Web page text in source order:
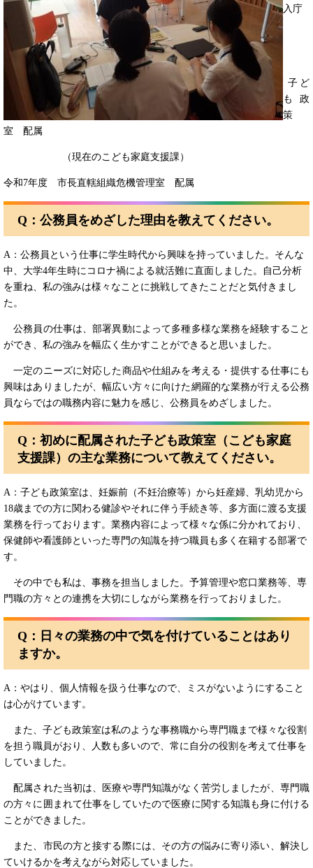
入庁
子ど
も政
策
室 配属
（現在のこども家庭支援課）
令和7年度 市長直轄組織危機管理室 配属
Q： 公務員をめざした理由を教えてください。
A：公務員という仕事に学生時代から興味を持っていました。そんな
中、大学4年生時にコロナ禍による就活難に直面しました。自己分析
を重ね、私の強みは様々なことに挑戦してきたことだと気付きまし
た。
公務員の仕事は、部署異動によって多種多様な業務を経験すること
ができ、私の強みを幅広く生かすことができると思いました。
一定のニーズに対応した商品や仕組みを考える・提供する仕事にも
興味はありましたが、幅広い方々に向けた網羅的な業務が行える公務
員ならではの職務内容に魅力を感じ、公務員をめざしました。
Q： 初めに配属された子ども政策室（こども家庭
支援課）の主な業務について教えてください。
A：子ども政策室は、妊娠前（不妊治療等）から妊産婦、乳幼児から
18歳までの方に関わる健診やそれに伴う手続き等、多方面に渡る支援
業務を行っております。業務内容によって様々な係に分かれており、
保健師や看護師といった専門の知識を持つ職員も多く在籍する部署で
す。
その中でも私は、事務を担当しました。予算管理や窓口業務等、専
門職の方々との連携を大切にしながら業務を行っておりました。
Q： 日々の業務の中で気を付けていることはあり
ますか。
A：やはり、個人情報を扱う仕事なので、ミスがないようにすること
は心がけています。
また、子ども政策室は私のような事務職から専門職まで様々な役割
を担う職員がおり、人数も多いので、常に自分の役割を考えて仕事を
していました。
配属された当初は、医療や専門知識がなく苦労しましたが、専門職
の方々に囲まれて仕事をしていたので医療に関する知識も身に付ける
ことができました。
また、市民の方と接する際には、その方の悩みに寄り添い、解決し
ていけるかを考えながら対応していました。